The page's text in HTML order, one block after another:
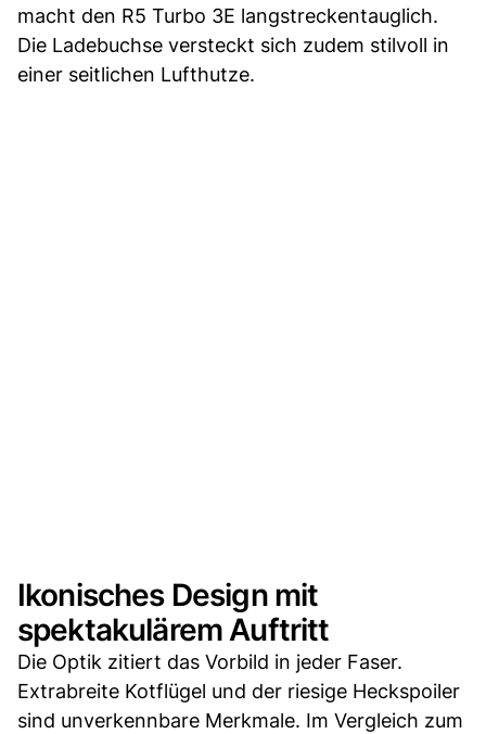
macht den R5 Turbo 3E langstreckentauglich.
Die Ladebuchse versteckt sich zudem stilvoll in
einer seitlichen Lufthutze.
Ikonisches Design mit
spektakulärem Auftritt
Die Optik zitiert das Vorbild in jeder Faser.
Extrabreite Kotflügel und der riesige Heckspoiler
sind unverkennbare Merkmale. Im Vergleich zum